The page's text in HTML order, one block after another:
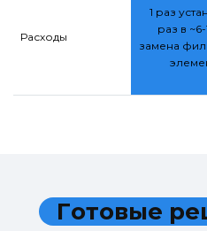
Расходы
1 раз
раз в
замена
Готовые ре